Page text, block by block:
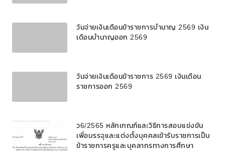
วันจ่ายเงินเดือนข้าราชการบํานาญ 2569 เงิน
เดือนบำนาญออก 2569
วันจ่ายเงินเดือนข้าราชการ 2569 เงินเดือน
ราชการออก 2569
ว6/2565 หลักเกณฑ์และวิธีการสอบแข่งขัน
เพื่อบรรจุและแต่งตั้งบุคคลเข้ารับราชการเป็น
ข้าราชการครูและบุคลากรทางการศึกษา